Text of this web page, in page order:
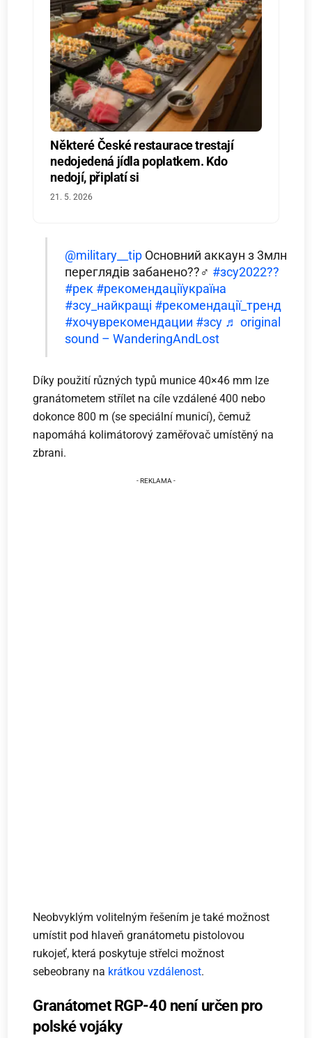
Některé České restaurace trestají
nedojedená jídla poplatkem. Kdo
nedojí, připlatí si
21. 5. 2026
@military__tipОсновний аккаун з 3млн
переглядів забанено??‍♂️ #зсу2022??
#рек #рекомендаціїукраїна
#зсу_найкращі #рекомендації_тренд
#хочуврекомендации #зсу ♬ original
sound – WanderingAndLost
Díky použití různých typů munice 40×46 mm lze
granátometem střílet na cíle vzdálené 400 nebo
dokonce 800 m (se speciální municí), čemuž
napomáhá kolimátorový zaměřovač umístěný na
zbrani.
Neobvyklým volitelným řešením je také možnost
umístit pod hlaveň granátometu pistolovou
rukojeť, která poskytuje střelci možnost
sebeobrany na krátkou vzdálenost.
Granátomet RGP-40 není určen pro
polské vojáky